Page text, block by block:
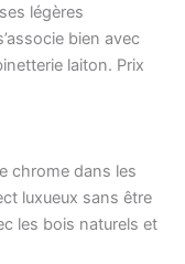
légères
bien avec
laiton. Prix
chrome dans les
luxueux sans être
les bois naturels et